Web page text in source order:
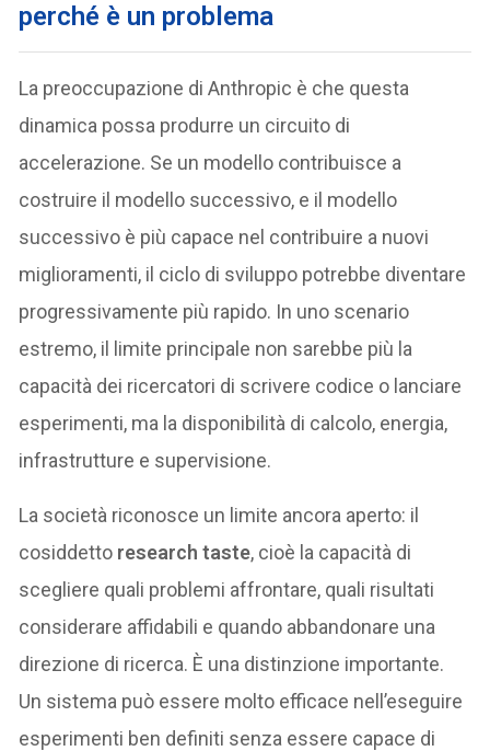
perché è un problema
La preoccupazione di Anthropic è che questa
dinamica possa produrre un circuito di
accelerazione. Se un modello contribuisce a
costruire il modello successivo, e il modello
successivo è più capace nel contribuire a nuovi
miglioramenti, il ciclo di sviluppo potrebbe diventare
progressivamente più rapido. In uno scenario
estremo, il limite principale non sarebbe più la
capacità dei ricercatori di scrivere codice o lanciare
esperimenti, ma la disponibilità di calcolo, energia,
infrastrutture e supervisione.
La società riconosce un limite ancora aperto: il
cosiddetto research taste, cioè la capacità di
scegliere quali problemi affrontare, quali risultati
considerare affidabili e quando abbandonare una
direzione di ricerca. È una distinzione importante.
Un sistema può essere molto efficace nell’eseguire
esperimenti ben definiti senza essere capace di